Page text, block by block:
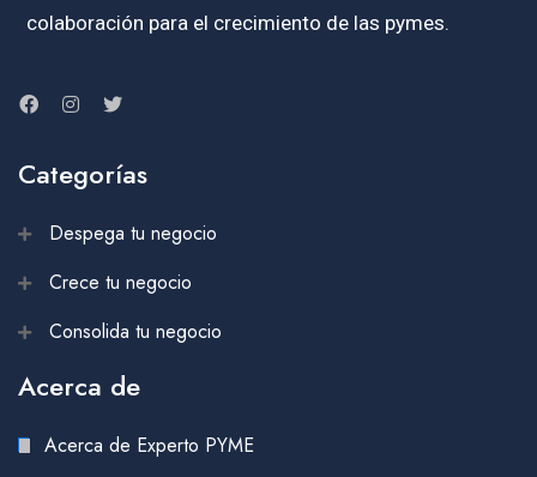
colaboración para el crecimiento de las pymes.
Categorías
Despega tu negocio
Crece tu negocio
Consolida tu negocio
Acerca de
Acerca de Experto PYME